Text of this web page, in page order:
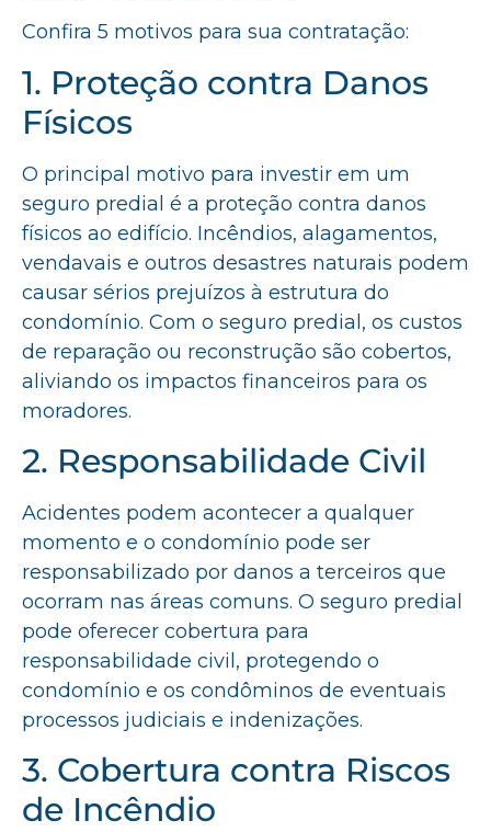
Confira 5 motivos para sua contratação:
1. Proteção contra Danos
Físicos
O principal motivo para investir em um
seguro predial é a proteção contra danos
físicos ao edifício. Incêndios, alagamentos,
vendavais e outros desastres naturais podem
causar sérios prejuízos à estrutura do
condomínio. Com o seguro predial, os custos
de reparação ou reconstrução são cobertos,
aliviando os impactos financeiros para os
moradores.
2. Responsabilidade Civil
Acidentes podem acontecer a qualquer
momento e o condomínio pode ser
responsabilizado por danos a terceiros que
ocorram nas áreas comuns. O seguro predial
pode oferecer cobertura para
responsabilidade civil, protegendo o
condomínio e os condôminos de eventuais
processos judiciais e indenizações.
3. Cobertura contra Riscos
de Incêndio